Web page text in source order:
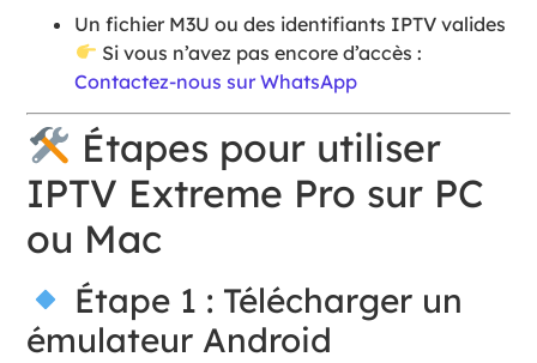
Un fichier M3U ou des identifiants IPTV valides
Si vous n’avez pas encore d’accès :
Contactez-nous sur WhatsApp
Étapes pour utiliser
IPTV Extreme Pro sur PC
ou Mac
Étape 1 : Télécharger un
émulateur Android